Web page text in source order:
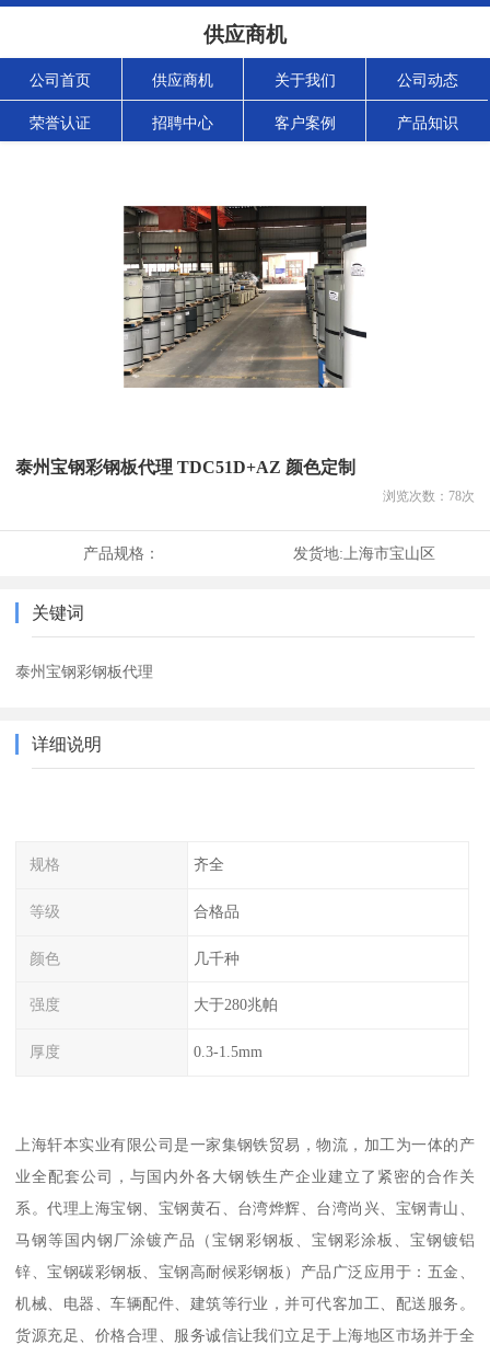
供应商机
公司首页 供应商机 关于我们 公司动态
荣誉认证 招聘中心 客户案例 产品知识
泰州宝钢彩钢板代理 TDC51D+AZ 颜色定制
浏览次数： 78次
产品规格： 发货地: 上海市宝山区
关键词
泰州宝钢彩钢板代理
详细说明
规格 齐全
等级 合格品
颜色 几千种
强度 大于280兆帕
厚度 0.3-1.5mm
上海轩本实业有限公司是一家集钢铁贸易，物流，加工为一体的产
业全配套公司，与国内外各大钢铁生产企业建立了紧密的合作关
系。代理上海宝钢、宝钢黄石、台湾烨辉、台湾尚兴、宝钢青山、
马钢等国内钢厂涂镀产品（宝钢彩钢板、宝钢彩涂板、宝钢镀铝
锌、宝钢碳彩钢板、宝钢高耐候彩钢板）产品广泛应用于：五金、
机械、电器、车辆配件、建筑等行业，并可代客加工、配送服务。
货源充足、价格合理、服务诚信让我们立足于上海地区市场并于全